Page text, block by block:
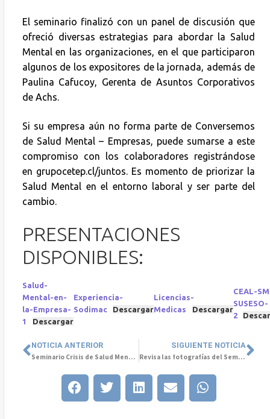
El seminario finalizó con un panel de discusión que
ofreció diversas estrategias para abordar la Salud
Mental en las organizaciones, en el que participaron
algunos de los expositores de la jornada, además de
Paulina Cafucoy, Gerenta de Asuntos Corporativos
de Achs.
Si su empresa aún no forma parte de Conversemos
de Salud Mental – Empresas, puede sumarse a este
compromiso con los colaboradores registrándose
en grupocetep.cl/juntos. Es momento de priorizar la
Salud Mental en el entorno laboral y ser parte del
cambio.
PRESENTACIONES
DISPONIBLES:
Salud-
Mental-en-
la-Empresa-
1
Descargar
Experiencia-
Sodimac
Descargar
Licencias-
Medicas
Descargar
CEAL-
SUSESO-
2
NOTICIA ANTERIOR
Seminario Crisis de Salud Mental en las empresas
SIGUIENTE NOTICIA
Revisa las fotografías del Seminario Crisis de Salud Mental en las Empresas